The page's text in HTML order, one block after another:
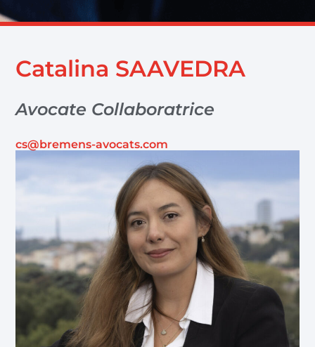
Catalina SAAVEDRA
Avocate Collaboratrice
cs@bremens-avocats.com